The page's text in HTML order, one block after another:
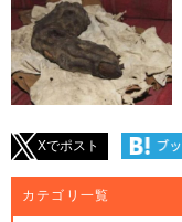
Xでポスト
カテゴリ一覧